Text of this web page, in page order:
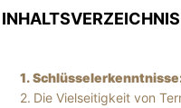
INHALTSVERZEICHNIS
Die Vielseitigkeit von